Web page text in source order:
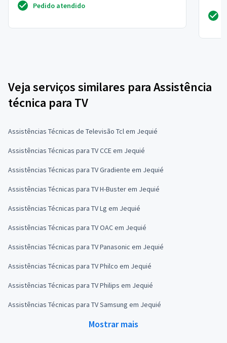
Pedido atendido
Veja serviços similares para Assistência
técnica para TV
Assistências Técnicas de Televisão Tcl em Jequié
Assistências Técnicas para TV CCE em Jequié
Assistências Técnicas para TV Gradiente em Jequié
Assistências Técnicas para TV H-Buster em Jequié
Assistências Técnicas para TV Lg em Jequié
Assistências Técnicas para TV OAC em Jequié
Assistências Técnicas para TV Panasonic em Jequié
Assistências Técnicas para TV Philco em Jequié
Assistências Técnicas para TV Philips em Jequié
Assistências Técnicas para TV Samsung em Jequié
Mostrar mais